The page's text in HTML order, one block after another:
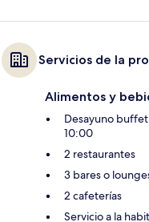
Servicios de la
Alimentos y
Desayuno
10:00
2 restaurantes
3 bares o
2 cafeterías
Servicio a la